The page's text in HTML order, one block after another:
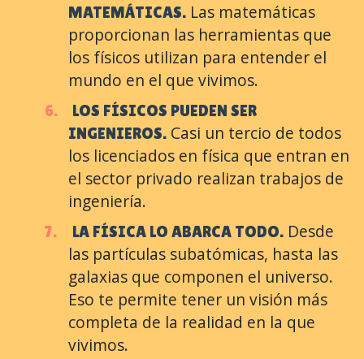
MATEMÁTICAS.Las matemáticas
proporcionan las herramientas que
los físicos utilizan para entender el
mundo en el que vivimos.
LOS FÍSICOS PUEDEN SER
INGENIEROS.Casi un tercio de todos
los licenciados en física que entran en
el sector privado realizan trabajos de
ingeniería.
LA FÍSICA LO ABARCA TODO.Desde
las partículas subatómicas, hasta las
galaxias que componen el universo.
Eso te permite tener un visión más
completa de la realidad en la que
vivimos.